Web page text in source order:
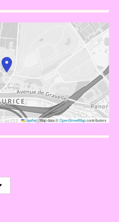
Leaflet|Map data ©OpenStreetMapcontributors